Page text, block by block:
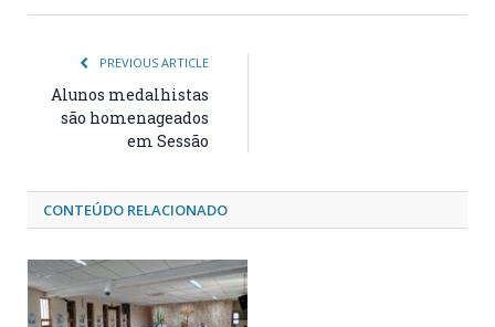
PREVIOUS ARTICLE
Alunos medalhistas
são homenageados
em Sessão
CONTEÚDO RELACIONADO